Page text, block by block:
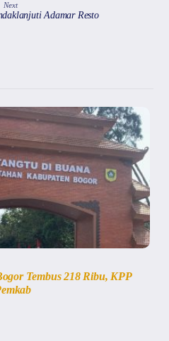
Next
Adamar Resto
Tembus 218 Ribu, KPP